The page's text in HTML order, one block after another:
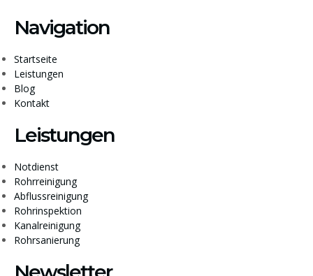
Navigation
Startseite
Leistungen
Blog
Kontakt
Leistungen
Notdienst
Rohrreinigung
Abflussreinigung
Rohrinspektion
Kanalreinigung
Rohrsanierung